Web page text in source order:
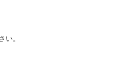
い。